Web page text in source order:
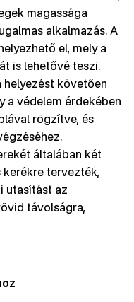
magassága
alkalmazás. A
el, mely a
is lehetővé teszi.
követően
a védelem érdekében
rögzítve, és
általában két
tervezték,
utasítást az
távolságra,